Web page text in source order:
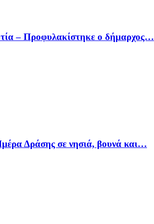
– Προφυλακίστηκε ο δήμαρχος…
Δράσης σε νησιά, βουνά και…